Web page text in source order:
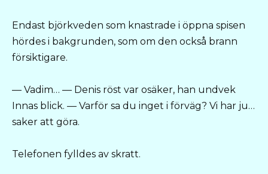
Endast björkveden som knastrade i öppna spisen
hördes i bakgrunden, som om den också brann
försiktigare.
— Vadim… — Denis röst var osäker, han undvek
Innas blick. — Varför sa du inget i förväg? Vi har ju…
saker att göra.
Telefonen fylldes av skratt.